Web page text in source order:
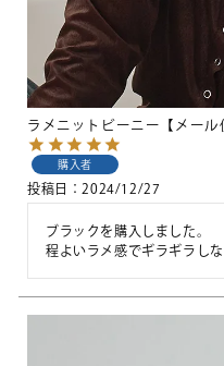
ラメニットビーニー【メール
購入者
投稿日 2024/12/27
ブラックを購入しました。